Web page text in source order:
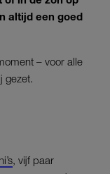
altijd een goed
– voor alle
gezet.
, vijf paar